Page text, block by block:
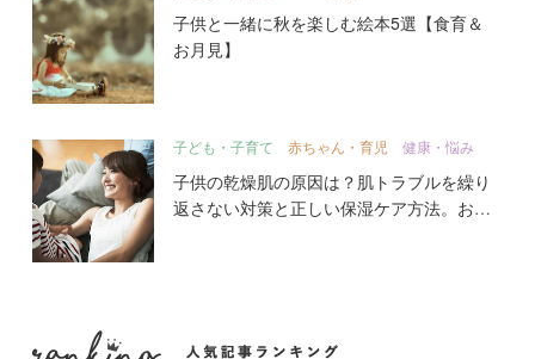
子供と一緒に秋を楽しむ絵本5選【食育＆
お月見】
子ども・子育て 赤ちゃん・育児 健康・悩み
子供の乾燥肌の原因は？肌トラブルを繰り
返さない対策と正しい保湿ケア方法。おす